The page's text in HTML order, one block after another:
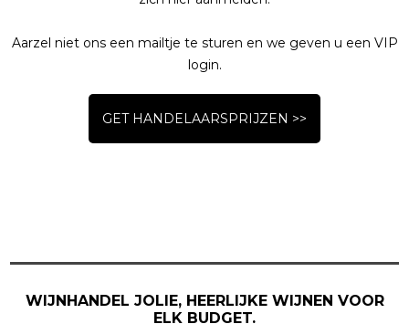
Aarzel niet ons een mailtje te sturen en we geven u een VIP
login.
GET HANDELAARSPRIJZEN >>
WIJNHANDEL JOLIE, HEERLIJKE WIJNEN VOOR
ELK BUDGET.